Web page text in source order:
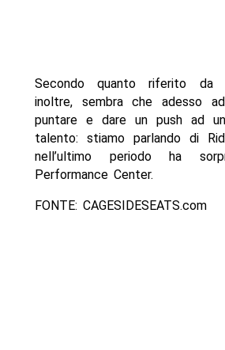
Secondo quanto riferito da
inoltre, sembra che adesso
puntare e dare un push ad
talento: stiamo parlando di
nell’ultimo periodo ha
Performance Center.
FONTE: CAGESIDESEATS.com